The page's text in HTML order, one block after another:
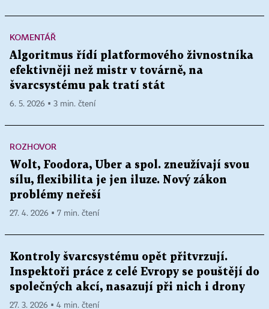
KOMENTÁŘ
Algoritmus řídí platformového živnostníka
efektivněji než mistr v továrně, na
švarcsystému pak tratí stát
6. 5. 2026 ▪ 3 min. čtení
ROZHOVOR
Wolt, Foodora, Uber a spol. zneužívají svou
sílu, flexibilita je jen iluze. Nový zákon
problémy neřeší
27. 4. 2026 ▪ 7 min. čtení
Kontroly švarcsystému opět přitvrzují.
Inspektoři práce z celé Evropy se pouštějí do
společných akcí, nasazují při nich i drony
27. 3. 2026 ▪ 4 min. čtení